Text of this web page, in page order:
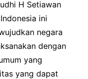
H Setiawan
ini
negara
dengan
yang
yang dapat